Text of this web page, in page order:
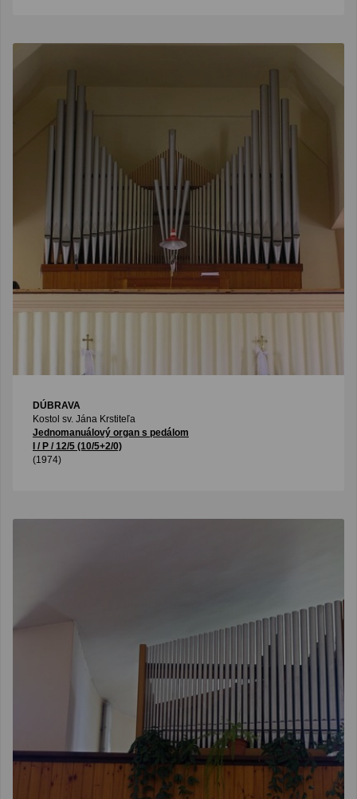
DÚBRAVA
Kostol sv. Jána Krstiteľa
Jednomanuálový organ s pedálom
I / P / 12/5 (10/5+2/0)
(1974)